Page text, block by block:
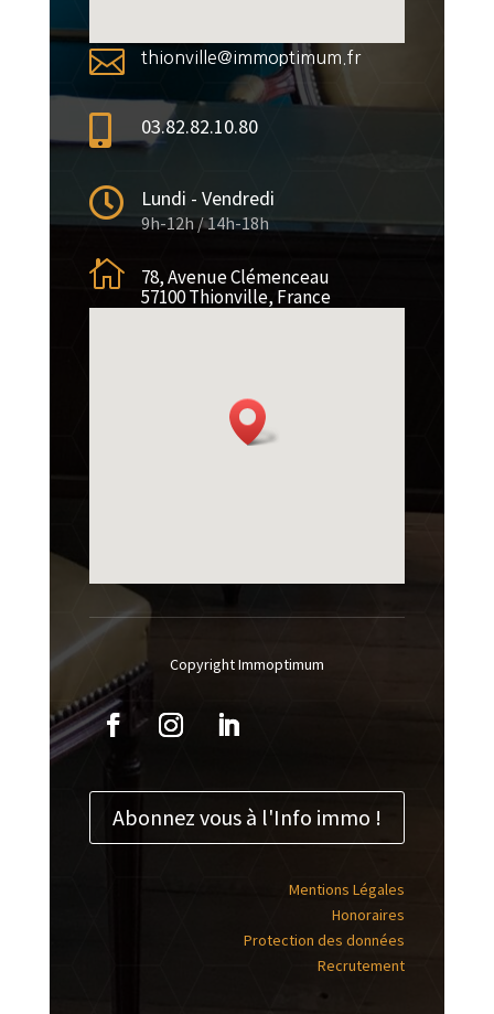
 thionville@immoptimum.fr
 03.82.82.10.80
 Lundi - Vendredi
9h-12h / 14h-18h

78, Avenue Clémenceau
57100 Thionville, France
Copyright Immoptimum
Abonnez vous à l'Info immo !
Mentions Légales
Honoraires
Protection des données
Recrutement